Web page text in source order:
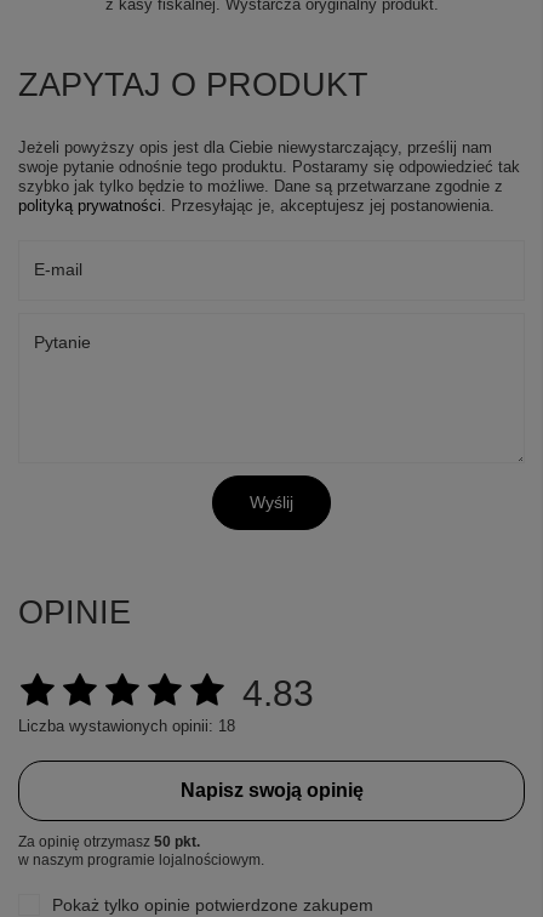
z kasy fiskalnej. Wystarcza oryginalny produkt.
ZAPYTAJ O PRODUKT
Jeżeli powyższy opis jest dla Ciebie niewystarczający, prześlij nam
swoje pytanie odnośnie tego produktu. Postaramy się odpowiedzieć tak
szybko jak tylko będzie to możliwe. Dane są przetwarzane zgodnie z
polityką prywatności . Przesyłając je, akceptujesz jej postanowienia.
E-mail
Pytanie
Wyślij
OPINIE
4.83
Liczba wystawionych opinii: 18
Napisz swoją opinię
Za opinię otrzymasz 50 pkt.
w naszym programie lojalnościowym.
Pokaż tylko opinie potwierdzone zakupem